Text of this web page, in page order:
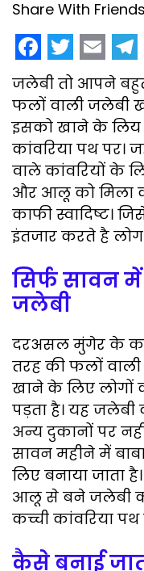
Share With
F
a
c
e
b
o
o
k
T
w
i
t
t
e
r
E
m
a
i
l
T
e
l
e
g
r
a
m
जलेबी तो आपने
फलों वाली जलेबी
इसको खाने के लिय
कांवरिया पथ पर।
वाले कांवरियों के
और आलू को मिला
काफी स्वादिष्ट।
इंतजार करते है लोग
सिर्फ सावन
जलेबी
दरअसल मुंगेर के
तरह की फलों वाली
खाने के लिए लोगों
पड़ता है। यह जलेबी
अन्य दुकानों पर
सावन महीने में
लिए बनाया जाता
आलू से बने जलेबी
कच्ची कांवरिया पथ
कैसे बनाई